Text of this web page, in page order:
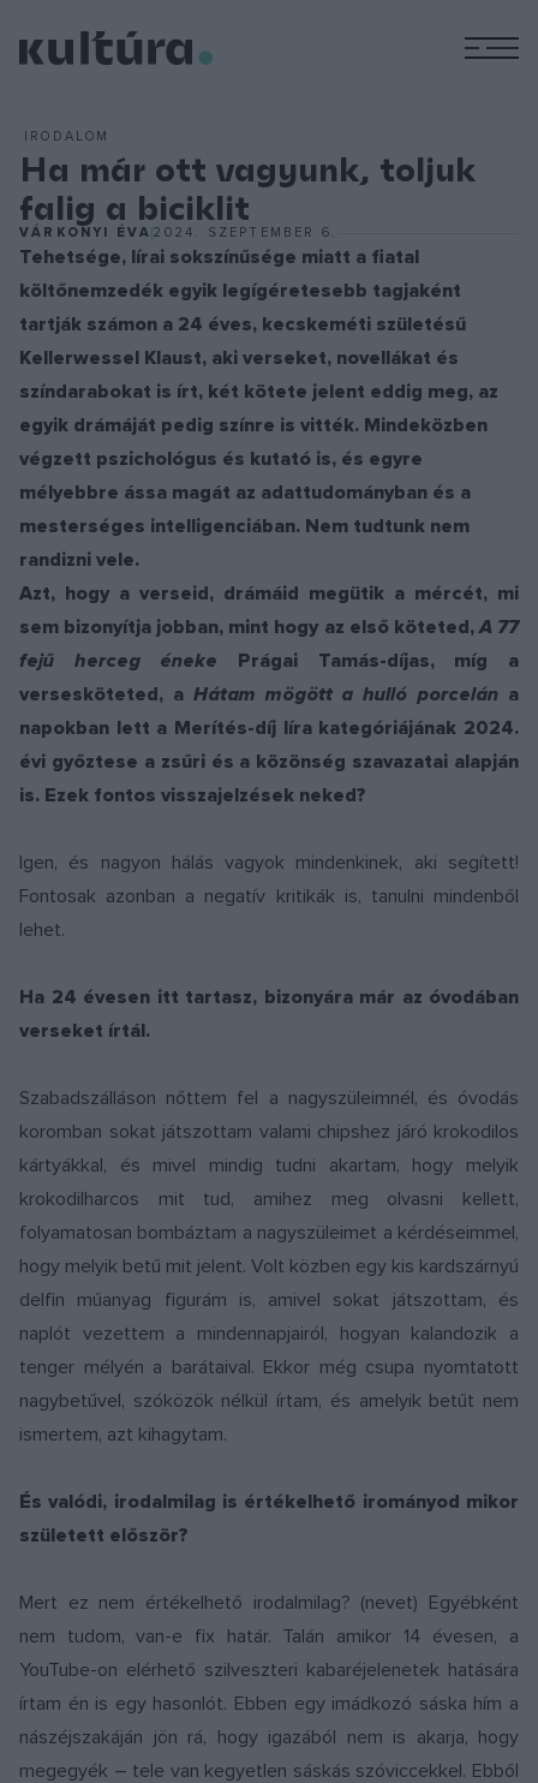
IRODALOM
Ha már ott vagyunk, toljuk
falig a biciklit
VÁRKONYI ÉVA2024. SZEPTEMBER 6.
Tehetsége, lírai sokszínűsége miatt a fiatal
költőnemzedék egyik legígéretesebb tagjaként
tartják számon a 24 éves, kecskeméti születésű
Kellerwessel Klaust, aki verseket, novellákat és
színdarabokat is írt, két kötete jelent eddig meg, az
egyik drámáját pedig színre is vitték. Mindeközben
végzett pszichológus és kutató is, és egyre
mélyebbre ássa magát az adattudományban és a
mesterséges intelligenciában. Nem tudtunk nem
randizni vele.
Azt, hogy a verseid, drámáid megütik a mércét, mi
sem bizonyítja jobban, mint hogy az első köteted,A 77
fejű herceg éneke Prágai Tamás-díjas,
míg a
versesköteted, a Hátam mögött a hulló porcelán a
napokban lett a Merítés-díj líra kategóriájának 2024.
évi győztese a zsűri és a közönség szavazatai alapján
is. Ezek fontos visszajelzések neked?
Igen, és nagyon hálás vagyok mindenkinek, aki segített!
Fontosak azonban a negatív kritikák is, tanulni mindenből
lehet.
Ha 24 évesen itt tartasz, bizonyára már az óvodában
verseket írtál.
Szabadszálláson nőttem fel a nagyszüleimnél, és óvodás
koromban sokat játszottam valami chipshez járó krokodilos
kártyákkal, és mivel mindig tudni akartam, hogy melyik
krokodilharcos mit tud, amihez meg olvasni kellett,
folyamatosan bombáztam a nagyszüleimet a kérdéseimmel,
hogy melyik betű mit jelent. Volt közben egy kis kardszárnyú
delfin műanyag figurám is, amivel sokat játszottam, és
naplót vezettem a mindennapjairól, hogyan kalandozik a
tenger mélyén a barátaival. Ekkor még csupa nyomtatott
nagybetűvel, szóközök nélkül írtam, és amelyik betűt nem
ismertem, azt kihagytam.
És valódi, irodalmilag is értékelhető irományod mikor
született először?
Mert ez nem értékelhető irodalmilag? (nevet) Egyébként
nem tudom, van-e fix határ. Talán amikor 14 évesen, a
YouTube-on elérhető szilveszteri kabaréjelenetek hatására
írtam én is egy hasonlót. Ebben egy imádkozó sáska hím a
nászéjszakáján jön rá, hogy igazából nem is akarja, hogy
megegyék – tele van kegyetlen sáskás szóviccekkel. Ebből